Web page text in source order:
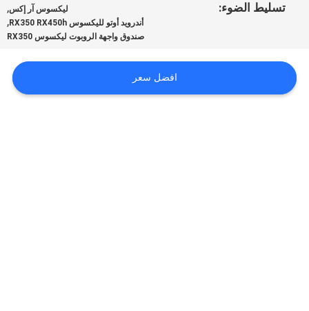
حالات
تسليط الضوء: ليكسوس آر إكس,
أندرويد أوتو لليكسوس RX350 RX450h ,
صندوق واجهة الروبوت ليكسوس RX350
افضل سعر